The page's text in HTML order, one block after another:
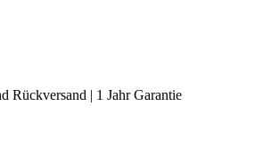
Rückversand | 1 Jahr Garantie